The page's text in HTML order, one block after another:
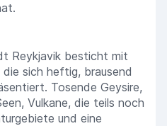
Reykjavik besticht mit
sich heftig, brausend
Tosende Geysire,
Vulkane, die teils noch
und eine